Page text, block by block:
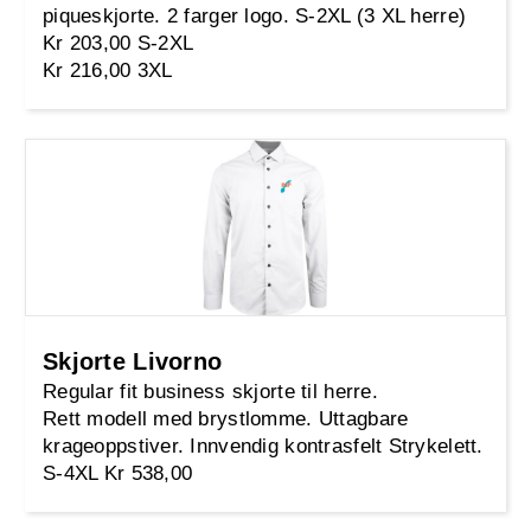
piqueskjorte. 2 farger logo. S-2XL (3 XL herre)
Kr 203,00 S-2XL
Kr 216,00 3XL
Skjorte Livorno
Regular fit business skjorte til herre.
Rett modell med brystlomme. Uttagbare
krageoppstiver. Innvendig kontrasfelt Strykelett.
S-4XL Kr 538,00